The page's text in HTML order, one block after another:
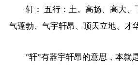
轩： 五行：土。高扬、高大、
气蓬勃、气宇轩昂、顶天立地、才
"轩”有器宇轩昂的意思，本就